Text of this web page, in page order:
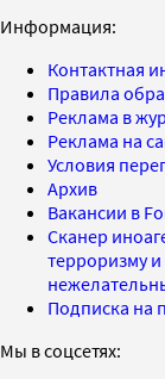
Информация:
Контактная
Правила
Реклама в
Реклама на
Условия
Архив
Вакансии в
Сканер
терроризму
Подписка на
Мы в соцсетях: